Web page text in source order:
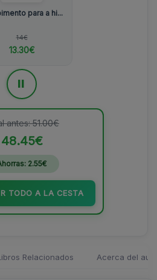
para a hi...
14€
13.30€
antes: 51.00€
48.45€
2.55€
TODO A LA CESTA
Relacionados Acerca del